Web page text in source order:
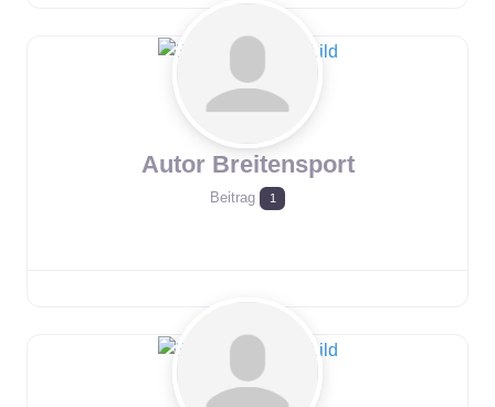
Autor Breitensport
Beitrag 1